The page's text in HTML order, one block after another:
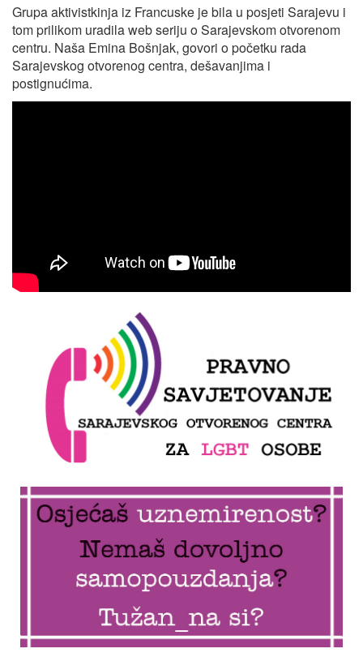
Grupa aktivistkinja iz Francuske je bila u posjeti Sarajevu i
tom prilikom uradila web seriju o Sarajevskom otvorenom
centru. Naša Emina Bošnjak, govori o početku rada
Sarajevskog otvorenog centra, dešavanjima i
postignućima.